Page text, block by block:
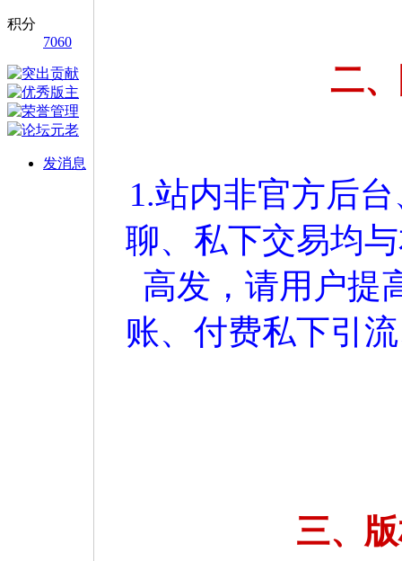
积分
7060
发消息
二
1.站内非官方后
聊、私下交易均
高发，请用户提
账、付费私下引
三、